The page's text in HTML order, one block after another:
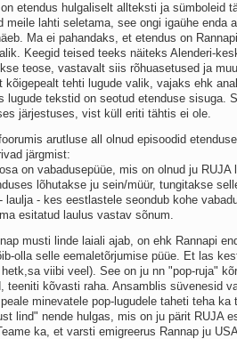
etendus hulgaliselt allteksti ja sümboleid
meile lahti seletama, see ongi igaühe enda
Ma ei pahandaks, et etendus on
Keegid teised teeks näiteks Alenderi-
teose, vastavalt siis rõhuasetused ja
kõigepealt tehti lugude valik, vajaks ehk
lugude tekstid on seotud etenduse sisuga.
järjestuses, vist küll eriti tähtis ei ole.
arutluse all olnud episoodid
järgmist:
on vabadusepüüe, mis on olnud ju RUJA
lõhutakse ju sein/müür, tungitakse
laulja - kes eestlastele seondub kohe
esitatud laulus vastav sõnum.
musti linde laiali ajab, on ehk Rannapi
olla selle eemaletõrjumise püüe. Et las
viibi veel). See on ju nn "pop-ruja"
teeniti kõvasti raha. Ansamblis süvenesid
minevatele pop-lugudele taheti teha ka
lind" nende hulgas, mis on ju pärit RUJA
ka, et varsti emigreerus Rannap ju